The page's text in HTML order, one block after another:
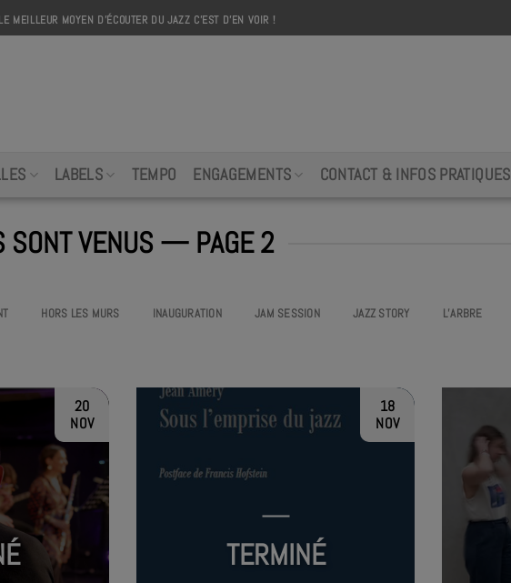
MEILLEUR MOYEN D'ÉCOUTER DU JAZZ C'EST D'EN VOIR !
LABELS TEMPO ENGAGEMENTS CONTACT & INFOS PRATIQUES
SONT VENUS — PAGE 2
HORS LES MURS INAUGURATION JAM SESSION JAZZ STORY L’ARBRE
20
NOV
18
NOV
TERMINÉ